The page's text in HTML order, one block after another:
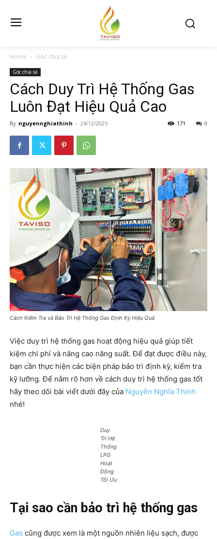
Home Góc chia sẻ
Góc chia sẻ
Cách Duy Trì Hệ Thống Gas
Luôn Đạt Hiệu Quả Cao
By nguyennghiathinh - 24/12/2025 0
171
Cách Kiểm Tra và Bảo Trì Hệ Thống Gas Định Kỳ Hiệu Quả
Việc duy trì hệ thống gas hoạt động hiệu quả giúp tiết
kiệm chi phí và nâng cao năng suất. Để đạt được điều này,
bạn cần thực hiện các biện pháp bảo trì định kỳ, kiểm tra
kỹ lưỡng. Để nắm rõ hơn về cách duy trì hệ thống gas tốt
hãy theo dõi bài viết dưới đây của Nguyễn Nghĩa Thịnh
nhé!
Duy
Trì Hệ
Thống
LPG
Hoạt
Động
Tối Ưu
Tại sao cần bảo trì hệ thống gas
Gas cũng được xem là một nguồn nhiên liệu sạch, được